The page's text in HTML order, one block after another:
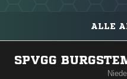
ALLE
SPVGG